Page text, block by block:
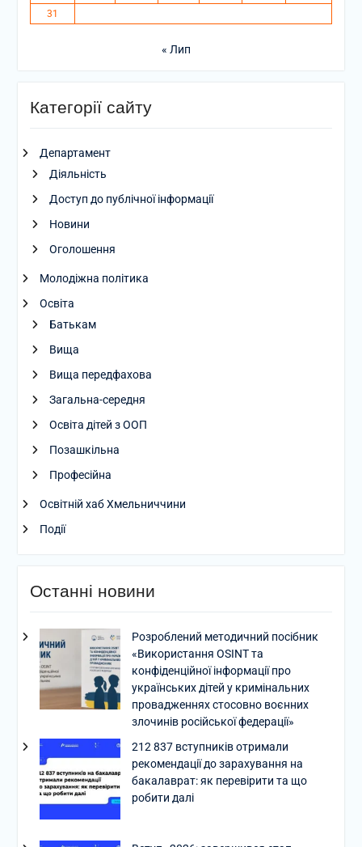
31
« Лип
Категорії сайту
Департамент
Діяльність
Доступ до публічної інформації
Новини
Оголошення
Молодіжна політика
Освіта
Батькам
Вища
Вища передфахова
Загальна-середня
Освіта дітей з ООП
Позашкільна
Професійна
Освітній хаб Хмельниччини
Події
Останні новини
Розроблений методичний посібник
«Використання OSINT та
конфіденційної інформації про
українських дітей у кримінальних
провадженнях стосовно воєнних
злочинів російської федерації»
212 837 вступників отримали
рекомендації до зарахування на
бакалаврат: як перевірити та що
робити далі